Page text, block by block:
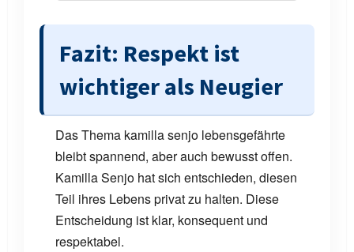
Fazit: Respekt ist
wichtiger als Neugier
Das Thema kamilla senjo lebensgefährte
bleibt spannend, aber auch bewusst offen.
Kamilla Senjo hat sich entschieden, diesen
Teil ihres Lebens privat zu halten. Diese
Entscheidung ist klar, konsequent und
respektabel.